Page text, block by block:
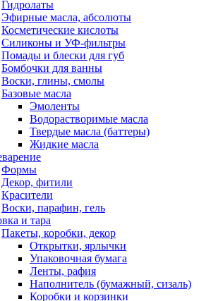
Гидролаты
Эфирные масла, абсолюты
Косметические кислоты
Силиконы и УФ-фильтры
Помады и блески для губ
Бомбочки для ванны
Воски, глины, смолы
Базовые масла
Эмоленты
Водорастворимые масла
Твердые масла (баттеры)
Жидкие масла
Формы
Декор, фитили
Красители
Воски, парафин, гель
и тара
Пакеты, коробки, декор
Открытки, ярлычки
Упаковочная бумага
Ленты, рафия
Наполнитель (бумажный, сизаль)
Коробки и корзинки